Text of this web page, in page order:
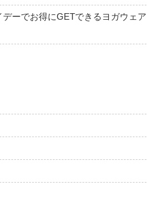
ーでお得にGETできるヨガウェア